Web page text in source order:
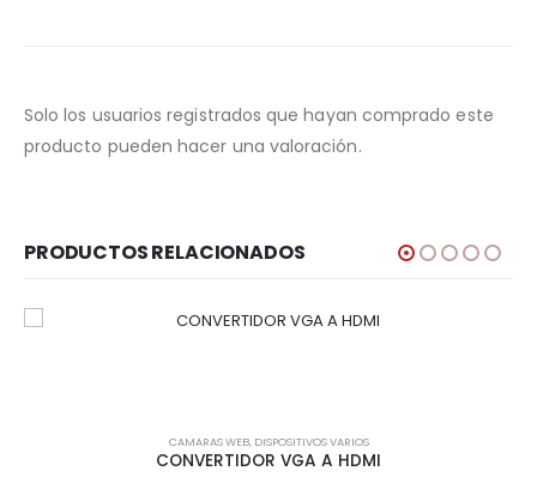
Solo los usuarios registrados que hayan comprado este
producto pueden hacer una valoración.
PRODUCTOS RELACIONADOS
CAMARAS WEB, DISPOSITIVOS VARIOS
CONVERTIDOR VGA A HDMI